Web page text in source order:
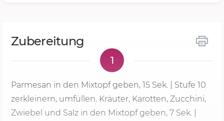
Zubereitung
1
Parmesan in den Mixtopf geben, 15 Sek.
| Stufe 10
zerkleinern, umfüllen. Kräuter, Karotten, Zucchini,
Zwiebel und Salz in den Mixtopf geben, 7 Sek. |